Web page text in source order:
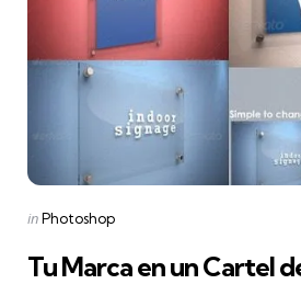
Categories
Posted
inPhotoshop
Tu Marca en un Cartel